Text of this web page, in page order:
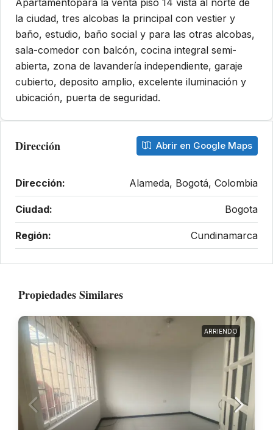
Apartamentopara la venta piso 14 vista al norte de
la ciudad, tres alcobas la principal con vestier y
baño, estudio, baño social y para las otras alcobas,
sala-comedor con balcón, cocina integral semi-
abierta, zona de lavandería independiente, garaje
cubierto, deposito amplio, excelente iluminación y
ubicación, puerta de seguridad.
Dirección Abrir en Google Maps
Dirección: Alameda, Bogotá, Colombia
Ciudad: Bogota
Región: Cundinamarca
Propiedades Similares
ARRIENDO